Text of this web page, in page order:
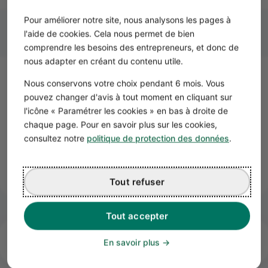
Pour améliorer notre site, nous analysons les pages à
l'aide de cookies. Cela nous permet de bien
comprendre les besoins des entrepreneurs, et donc de
nous adapter en créant du contenu utile.
Nous conservons votre choix pendant 6 mois. Vous
pouvez changer d'avis à tout moment en cliquant sur
l'icône « Paramétrer les cookies » en bas à droite de
chaque page. Pour en savoir plus sur les cookies,
consultez notre politique de protection des données.
Tout accepter
Tout refuser
En savoir plus
Rupture pour obtention de
diplôme
L'apprenti a également la faculté de rompre son contrat,
avant son terme, en cas d'obtention de sondiplôme
écrit, deux mois avant la fin du contrat.